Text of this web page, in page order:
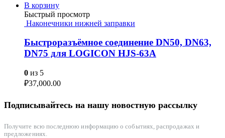
В корзину
Быстрый просмотр
Наконечники нижней заправки
Быстроразъёмное соединение DN50, DN63,
DN75 для LOGICON HJS-63A
0 из 5
₽37,000.00
Подписывайтесь на нашу новостную рассылку
Получите всю последнюю информацию о событиях, распродажах и
предложениях.